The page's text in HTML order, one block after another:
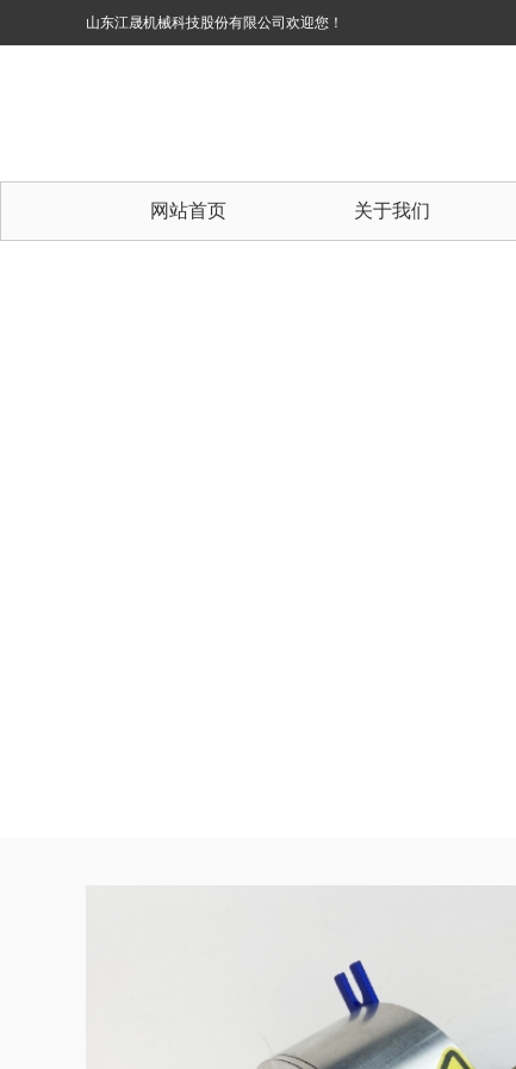
山东江晟机械科技股份有限公司欢迎您！
网站首页 关于我们